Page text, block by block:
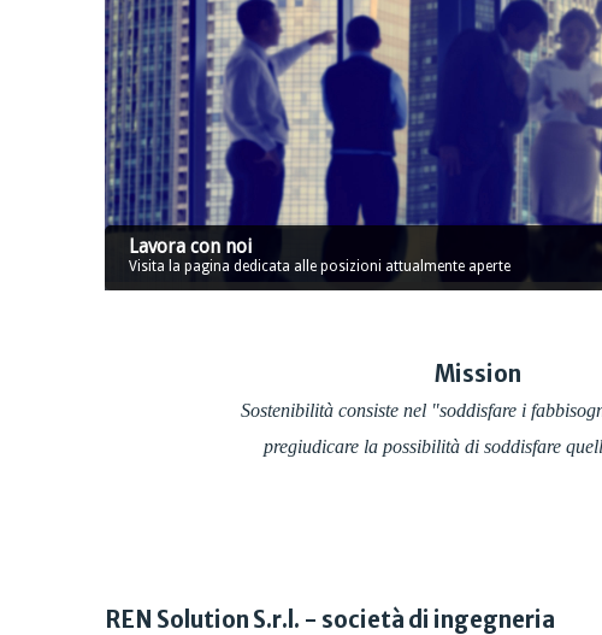
Lavora con noi
Visita la pagina dedicata alle posizioni attualmente aperte
Mission
Sostenibilità consiste nel "soddisfare i
pregiudicare la possibilità di soddisfare
REN Solution S.r.l. - società di ingegneria